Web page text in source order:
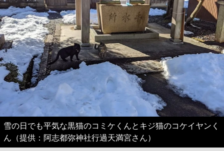
雪の日でも平気な黒猫のコミケくんとキジ猫のコケイヤンく
ん（提供：阿志都弥神社行過天満宮さん）